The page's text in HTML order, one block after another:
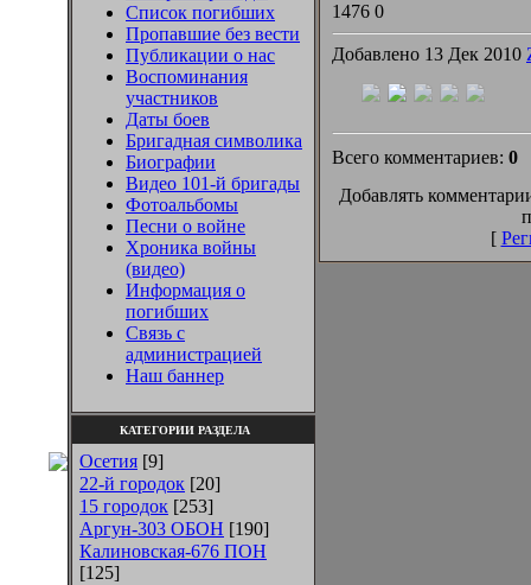
Список погибших
Пропавшие без вести
Публикации о нас
Воспоминания
участников
Даты боев
Бригадная символика
Биографии
Видео 101-й бригады
Фотоальбомы
Песни о войне
Хроника войны
(видео)
Информация о
погибших
Связь с
администрацией
Наш баннер
КАТЕГОРИИ РАЗДЕЛА
Осетия [9]
22-й городок [20]
15 городок [253]
Аргун-303 ОБОН [190]
Калиновская-676 ПОН
[125]
1476 0
Добавлено 13 Дек 2010
Всего комментариев: 0
Добавлять
[